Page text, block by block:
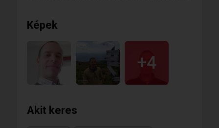
Képek
+4
Akit keres